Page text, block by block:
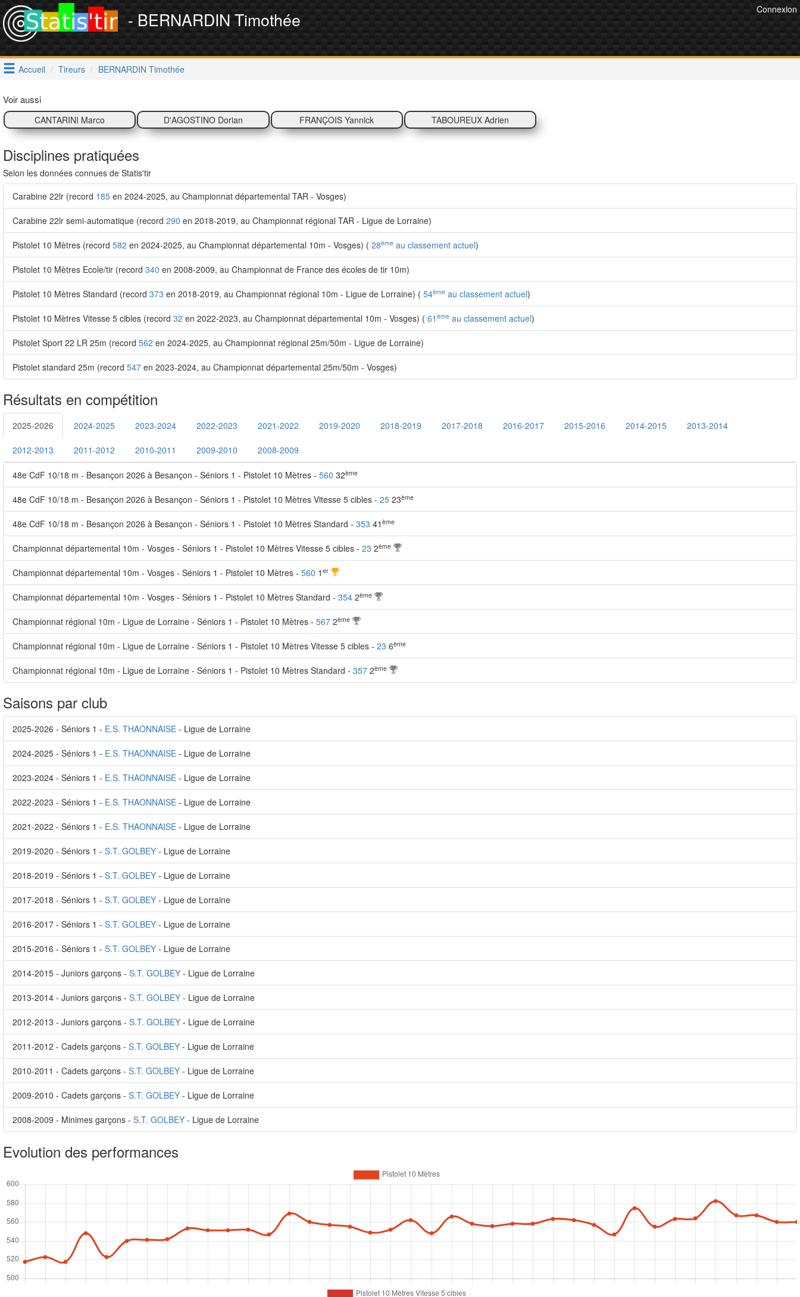
Connexion
- BERNARDIN Timothée
Accueil Tireurs BERNARDIN Timothée
Voir aussi
CANTARINI Marco D'AGOSTINO Dorian FRANÇOIS Yannick TABOUREUX Adrien
Disciplines pratiquées
Selon les données connues de Statis'tir
Carabine 22lr (record 185 en 2024-2025, au Championnat départemental TAR - Vosges)
Carabine 22lr semi-automatique (record 290 en 2018-2019, au Championnat régional TAR - Ligue de Lorraine)
Pistolet 10 Mètres (record 582 en 2024-2025, au Championnat départemental 10m - Vosges) ( 28ème au classement actuel)
Pistolet 10 Mètres Ecole/tir (record 340 en 2008-2009, au Championnat de France des écoles de tir 10m)
Pistolet 10 Mètres Standard (record 373 en 2018-2019, au Championnat régional 10m - Ligue de Lorraine) ( 54ème au classement actuel)
Pistolet 10 Mètres Vitesse 5 cibles (record 32 en 2022-2023, au Championnat départemental 10m - Vosges) ( 61 ème au classement actuel)
Pistolet Sport 22 LR 25m (record 562 en 2024-2025, au Championnat régional 25m/50m - Ligue de Lorraine)
Pistolet standard 25m (record 547 en 2023-2024, au Championnat départemental 25m/50m - Vosges)
Résultats en compétition
2025-2026 2024-2025 2023-2024 2022-2023 2021-2022 2019-2020 2018-2019 2017-2018 2016-2017 2015-2016 2014-2015 2013-2014
2012-2013 2011-2012 2010-2011 2009-2010 2008-2009
48e CdF 10/18 m - Besançon 2026 à Besançon - Séniors 1 - Pistolet 10 Mètres - 560 32ème
48e CdF 10/18 m - Besançon 2026 à Besançon - Séniors 1 - Pistolet 10 Mètres Vitesse 5 cibles - 25 23ème
48e CdF 10/18 m - Besançon 2026 à Besançon - Séniors 1 - Pistolet 10 Mètres Standard - 353 41 ème
Championnat départemental 10m - Vosges - Séniors 1 - Pistolet 10 Mètres Vitesse 5 cibles - 23 2ème
Championnat départemental 10m - Vosges - Séniors 1 - Pistolet 10 Mètres - 560 1 er
Championnat départemental 10m - Vosges - Séniors 1 - Pistolet 10 Mètres Standard - 354 2ème
Championnat régional 10m - Ligue de Lorraine - Séniors 1 - Pistolet 10 Mètres - 567 2ème
Championnat régional 10m - Ligue de Lorraine - Séniors 1 - Pistolet 10 Mètres Vitesse 5 cibles - 23 6ème
Championnat régional 10m - Ligue de Lorraine - Séniors 1 - Pistolet 10 Mètres Standard - 357 2ème
Saisons par club
2025-2026 - Séniors 1 - E.S. THAONNAISE - Ligue de Lorraine
2024-2025 - Séniors 1 - E.S. THAONNAISE - Ligue de Lorraine
2023-2024 - Séniors 1 - E.S. THAONNAISE - Ligue de Lorraine
2022-2023 - Séniors 1 - E.S. THAONNAISE - Ligue de Lorraine
2021-2022 - Séniors 1 - E.S. THAONNAISE - Ligue de Lorraine
2019-2020 - Séniors 1 - S.T. GOLBEY - Ligue de Lorraine
2018-2019 - Séniors 1 - S.T. GOLBEY - Ligue de Lorraine
2017-2018 - Séniors 1 - S.T. GOLBEY - Ligue de Lorraine
2016-2017 - Séniors 1 - S.T. GOLBEY - Ligue de Lorraine
2015-2016 - Séniors 1 - S.T. GOLBEY - Ligue de Lorraine
2014-2015 - Juniors garçons - S.T. GOLBEY - Ligue de Lorraine
2013-2014 - Juniors garçons - S.T. GOLBEY - Ligue de Lorraine
2012-2013 - Juniors garçons - S.T. GOLBEY - Ligue de Lorraine
2011-2012 - Cadets garçons - S.T. GOLBEY - Ligue de Lorraine
2010-2011 - Cadets garçons - S.T. GOLBEY - Ligue de Lorraine
2009-2010 - Cadets garçons - S.T. GOLBEY - Ligue de Lorraine
2008-2009 - Minimes garçons - S.T. GOLBEY - Ligue de Lorraine
Evolution des performances